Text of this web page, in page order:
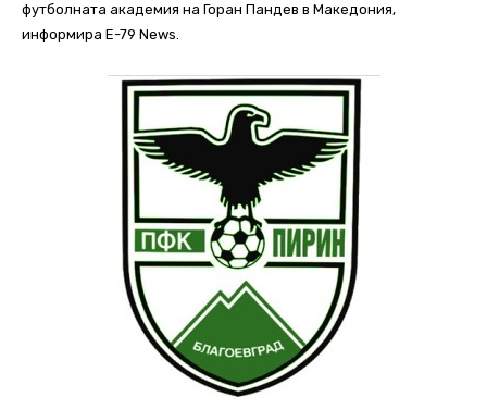
футболната академия на Горан Пандев в Македония,
информира Е-79 News.